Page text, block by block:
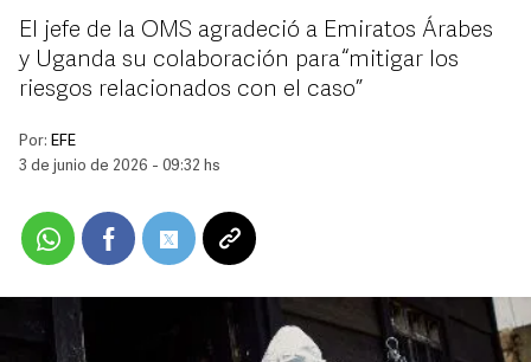
El jefe de la OMS agradeció a Emiratos Árabes
y Uganda su colaboración para “mitigar los
riesgos relacionados con el caso”
Por: EFE
3 de junio de 2026 - 09:32 hs